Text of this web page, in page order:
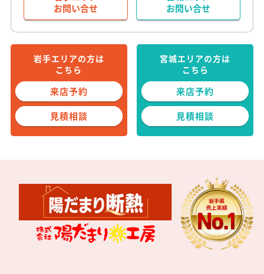
岩手エリア
お問い合せ
宮城エリア
お問い合せ
岩手エリアの方は
こちら
来店予約
見積相談
宮城エリアの方は
こちら
来店予約
見積相談